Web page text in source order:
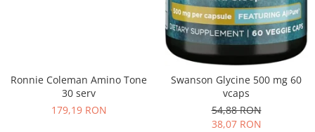
Ronnie Coleman Amino Tone
30 serv
179,19 RON
Swanson Glycine 500 mg 60
vcaps
54,88 RON
38,07 RON